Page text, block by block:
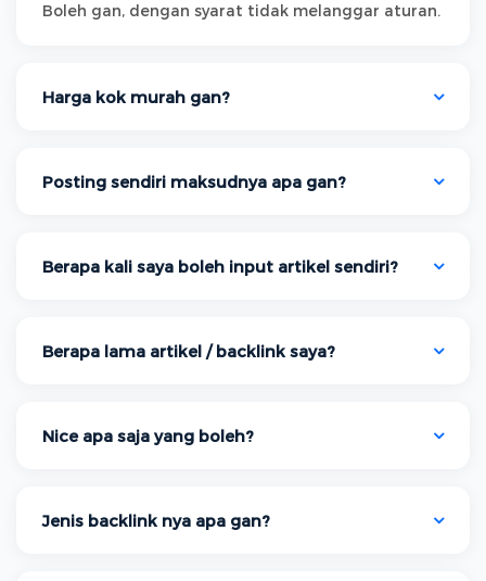
Boleh gan, dengan syarat tidak melanggar aturan.
Harga kok murah gan?
Posting sendiri maksudnya apa gan?
Berapa kali saya boleh input artikel sendiri?
Berapa lama artikel / backlink saya?
Nice apa saja yang boleh?
Jenis backlink nya apa gan?